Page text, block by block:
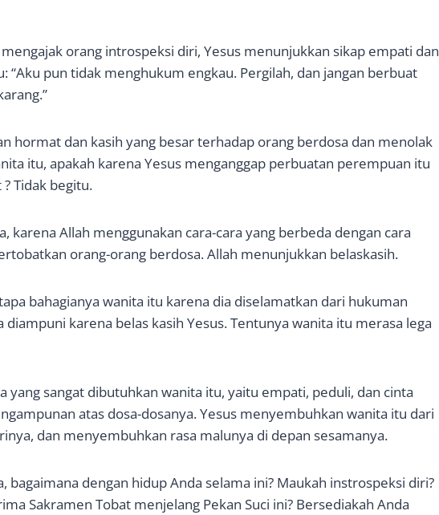
orang introspeksi diri, Yesus menunjukkan sikap empati dan
“Aku pun tidak menghukum engkau. Pergilah, dan jangan berbuat
hormat dan kasih yang besar terhadap orang berdosa dan menolak
itu, apakah karena Yesus menganggap perbuatan perempuan itu
Tidak begitu.
karena Allah menggunakan cara-cara yang berbeda dengan cara
orang-orang berdosa. Allah menunjukkan belaskasih.
bahagianya wanita itu karena dia diselamatkan dari hukuman
diampuni karena belas kasih Yesus. Tentunya wanita itu merasa lega
yang sangat dibutuhkan wanita itu, yaitu empati, peduli, dan cinta
atas dosa-dosanya. Yesus menyembuhkan wanita itu dari
dan menyembuhkan rasa malunya di depan sesamanya.
bagaimana dengan hidup Anda selama ini? Maukah instrospeksi diri?
Sakramen Tobat menjelang Pekan Suci ini? Bersediakah Anda